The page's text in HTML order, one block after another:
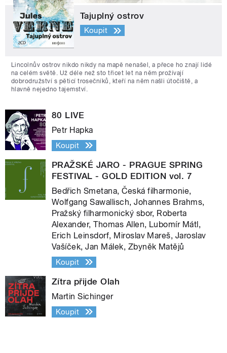
Tajuplný ostrov
Koupit
Lincolnův ostrov nikdo nikdy na mapě nenašel, a přece ho znají lidé
na celém světě. Už déle než sto třicet let na něm prožívají
dobrodružství s pěticí trosečníků, kteří na něm našli útočiště, a
hlavně nejedno tajemství.
80 LIVE
Petr Hapka
Koupit
PRAŽSKÉ JARO - PRAGUE SPRING
FESTIVAL - GOLD EDITION vol. 7
Bedřich Smetana, Česká filharmonie,
Wolfgang Sawallisch, Johannes Brahms,
Pražský filharmonický sbor, Roberta
Alexander, Thomas Allen, Lubomír Mátl,
Erich Leinsdorf, Miroslav Mareš, Jaroslav
Vašíček, Jan Málek, Zbyněk Matějů
Koupit
Zítra přijde Olah
Martin Sichinger
Koupit